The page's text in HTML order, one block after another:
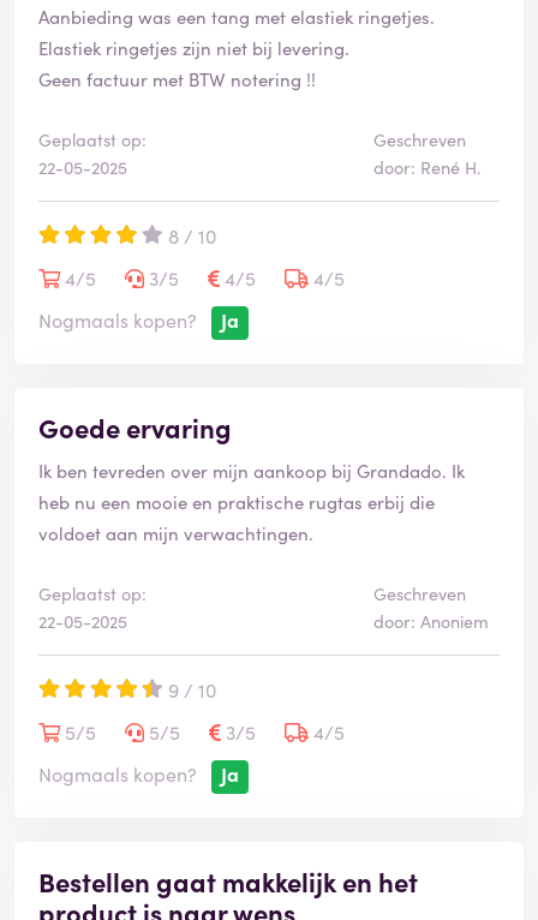
Aanbieding was een tang met elastiek ringetjes.
Elastiek ringetjes zijn niet bij levering.
Geen factuur met BTW notering !!
Geplaatst op:
22-05-2025
Geschreven
door: René H.
8 / 10
4/5
3/5 4/5
4/5
Nogmaals kopen?
Ja
Goede ervaring
Ik ben tevreden over mijn aankoop bij Grandado. Ik
heb nu een mooie en praktische rugtas erbij die
voldoet aan mijn verwachtingen.
Geplaatst op:
22-05-2025
Geschreven
door: Anoniem
9 / 10
5/5
5/5 3/5
4/5
Nogmaals kopen?
Ja
Bestellen gaat makkelijk en het